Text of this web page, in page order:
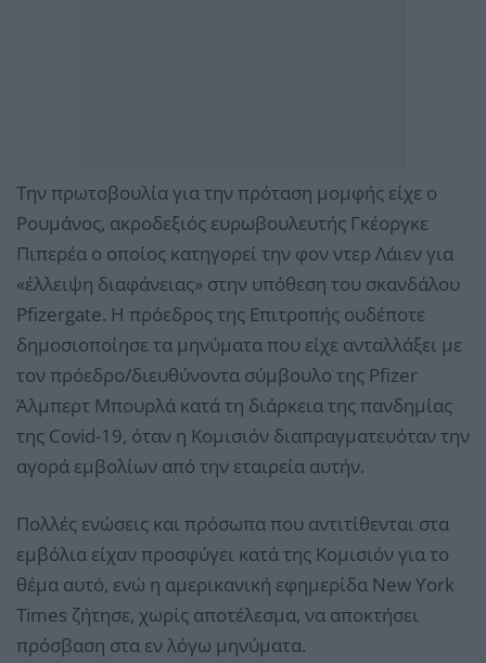
Την πρωτοβουλία για την πρόταση μομφής είχε ο
Ρουμάνος, ακροδεξιός ευρωβουλευτής Γκέοργκε
Πιπερέα ο οποίος κατηγορεί την φον ντερ Λάιεν για
«έλλειψη διαφάνειας» στην υπόθεση του σκανδάλου
Pfizergate. Η πρόεδρος της Επιτροπής ουδέποτε
δημοσιοποίησε τα μηνύματα που είχε ανταλλάξει με
τον πρόεδρο/διευθύνοντα σύμβουλο της Pfizer
Άλμπερτ Μπουρλά κατά τη διάρκεια της πανδημίας
της Covid-19, όταν η Κομισιόν διαπραγματευόταν την
αγορά εμβολίων από την εταιρεία αυτήν.
Πολλές ενώσεις και πρόσωπα που αντιτίθενται στα
εμβόλια είχαν προσφύγει κατά της Κομισιόν για το
θέμα αυτό, ενώ η αμερικανική εφημερίδα New York
Times ζήτησε, χωρίς αποτέλεσμα, να αποκτήσει
πρόσβαση στα εν λόγω μηνύματα.